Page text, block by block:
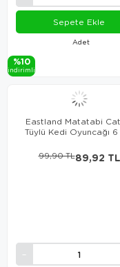
Adet
Sepete Ekle
%10
i̇ndi̇ri̇mli̇
Eastland Matatabi
Tüylü Kedi Oyuncağı 6
89,92 TL
99,90 TL